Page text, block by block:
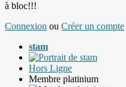
à bloc!!!
Connexion ou Créer un compte
stam
Hors Ligne
Membre platinium